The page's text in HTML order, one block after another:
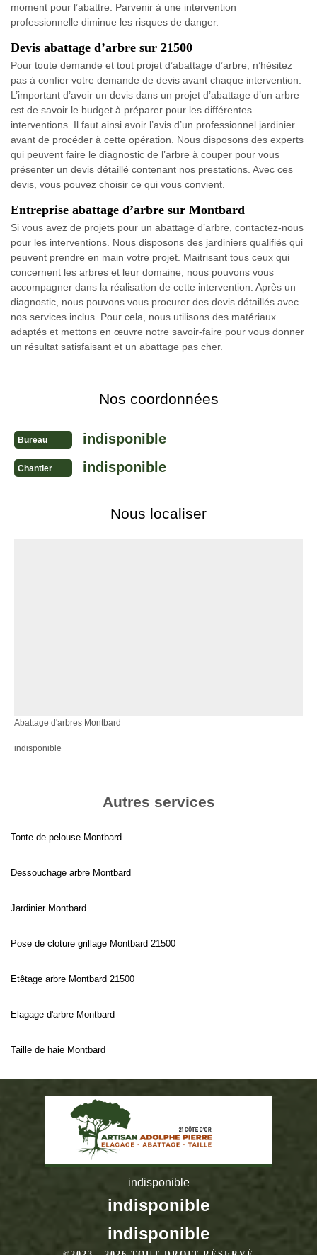
moment pour l’abattre. Parvenir à une intervention
professionnelle diminue les risques de danger.
Devis abattage d’arbre sur 21500
Pour toute demande et tout projet d’abattage d’arbre, n’hésitez
pas à confier votre demande de devis avant chaque intervention.
L’important d’avoir un devis dans un projet d’abattage d’un arbre
est de savoir le budget à préparer pour les différentes
interventions. Il faut ainsi avoir l’avis d’un professionnel jardinier
avant de procéder à cette opération. Nous disposons des experts
qui peuvent faire le diagnostic de l’arbre à couper pour vous
présenter un devis détaillé contenant nos prestations. Avec ces
devis, vous pouvez choisir ce qui vous convient.
Entreprise abattage d’arbre sur Montbard
Si vous avez de projets pour un abattage d’arbre, contactez-nous
pour les interventions. Nous disposons des jardiniers qualifiés qui
peuvent prendre en main votre projet. Maitrisant tous ceux qui
concernent les arbres et leur domaine, nous pouvons vous
accompagner dans la réalisation de cette intervention. Après un
diagnostic, nous pouvons vous procurer des devis détaillés avec
nos services inclus. Pour cela, nous utilisons des matériaux
adaptés et mettons en œuvre notre savoir-faire pour vous donner
un résultat satisfaisant et un abattage pas cher.
Nos coordonnées
Bureau indisponible
Chantier indisponible
Nous localiser
Abattage d'arbres Montbard
indisponible
Autres services
Tonte de pelouse Montbard
Dessouchage arbre Montbard
Jardinier Montbard
Pose de cloture grillage Montbard 21500
Etêtage arbre Montbard 21500
Elagage d'arbre Montbard
Taille de haie Montbard
indisponible
indisponible
indisponible